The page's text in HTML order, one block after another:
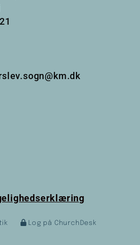
Log på ChurchDesk